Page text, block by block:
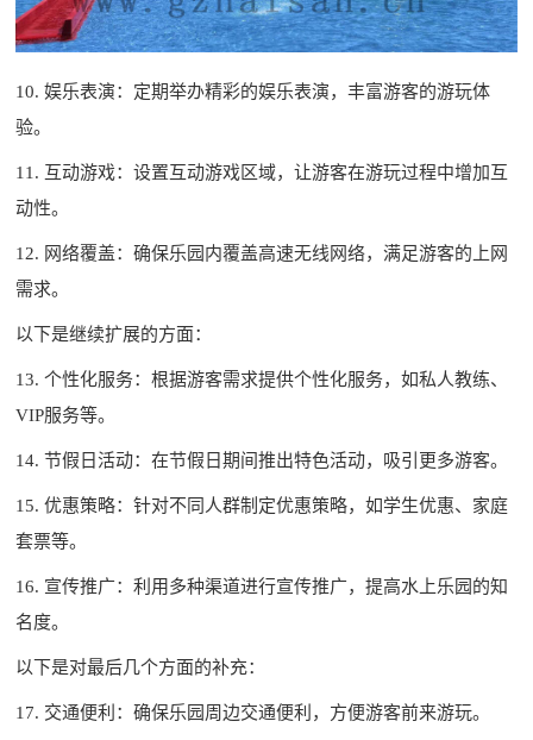
10. 娱乐表演：定期举办精彩的娱乐表演，丰富游客的游玩体
验。
11. 互动游戏：设置互动游戏区域，让游客在游玩过程中增加互
动性。
12. 网络覆盖：确保乐园内覆盖高速无线网络，满足游客的上网
需求。
以下是继续扩展的方面：
13. 个性化服务：根据游客需求提供个性化服务，如私人教练、
VIP服务等。
14. 节假日活动：在节假日期间推出特色活动，吸引更多游客。
15. 优惠策略：针对不同人群制定优惠策略，如学生优惠、家庭
套票等。
16. 宣传推广：利用多种渠道进行宣传推广，提高水上乐园的知
名度。
以下是对最后几个方面的补充：
17. 交通便利：确保乐园周边交通便利，方便游客前来游玩。